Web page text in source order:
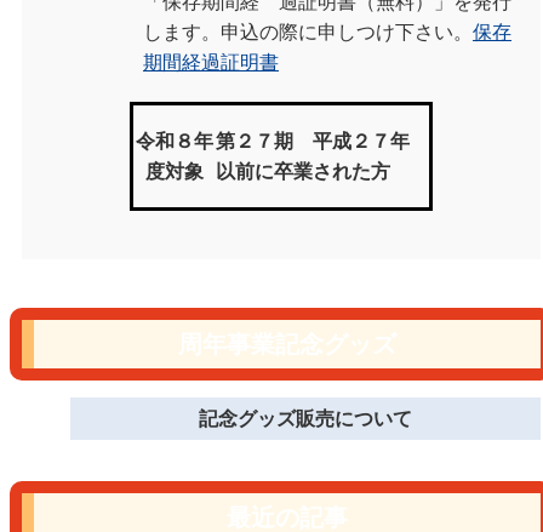
します。申込の際に申しつけ下さい。 保存
期間経過証明書
令和８年
度対象
第２７期 平成２７年
以前に卒業された方
記念グッズ販売について